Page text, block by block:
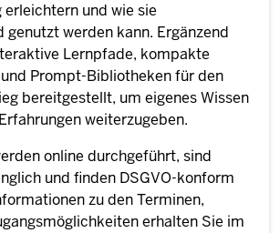
und wie sie
genutzt werden kann. Ergänzend
Lernpfade, kompakte
Prompt-Bibliotheken für den
bereitgestellt, um eigenes Wissen
weiterzugeben.
online durchgeführt, sind
und finden DSGVO-konform
zu den Terminen,
erhalten Sie im